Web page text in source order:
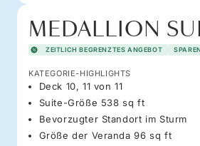
MEDALLION
ZEITLICH BEGRENZTES ANGEBOT
KATEGORIE-HIGHLIGHTS
Deck 10, 11 von 11
Suite-Größe 538 sq ft
Bevorzugter Standort im Sturm
Größe der Veranda 96 sq ft